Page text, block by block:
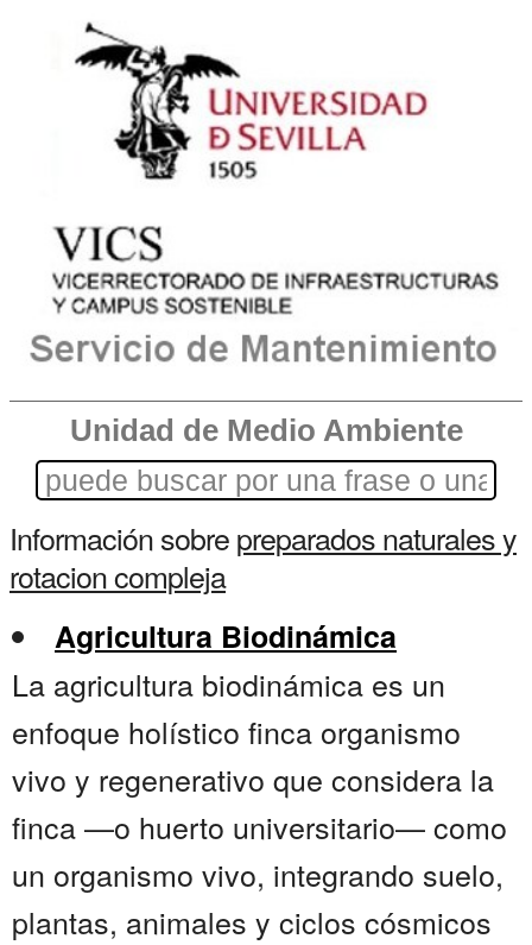
Unidad de Medio Ambiente
Información sobrepreparados naturales y
rotacion compleja
Agricultura Biodinámica
La agricultura biodinámica es un
enfoque holístico finca organismo
vivo y regenerativo que considera la
finca —o huerto universitario— como
un organismo vivo, integrando suelo,
plantas, animales y ciclos cósmicos